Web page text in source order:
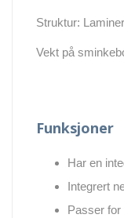
Struktur:
Vekt på
Funksjoner
Har en
Integrert
Passer